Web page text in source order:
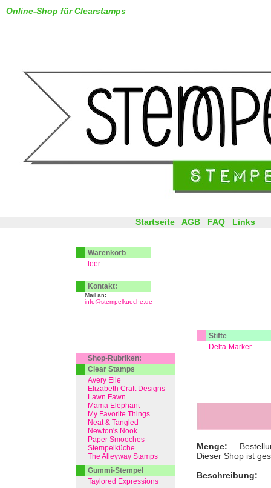
Online-Shop für Clearstamps
Stifte
Delta-Marker
Menge:
Dieser Shop ist
Beschreibung:
Startseite AGB FAQ Links
Warenkorb
leer
Kontakt:
Mail an:
info@stempelkueche.de
Shop-Rubriken:
Clear Stamps
Avery Elle
Elizabeth Craft Designs
Lawn Fawn
Mama Elephant
My Favorite Things
Neat & Tangled
Newton's Nook
Paper Smooches
Stempelküche
The Alleyway Stamps
Gummi-Stempel
Taylored Expressions